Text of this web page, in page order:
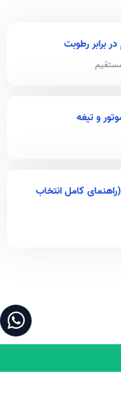
برابر رطوبت
و تیغه
کامل انتخاب